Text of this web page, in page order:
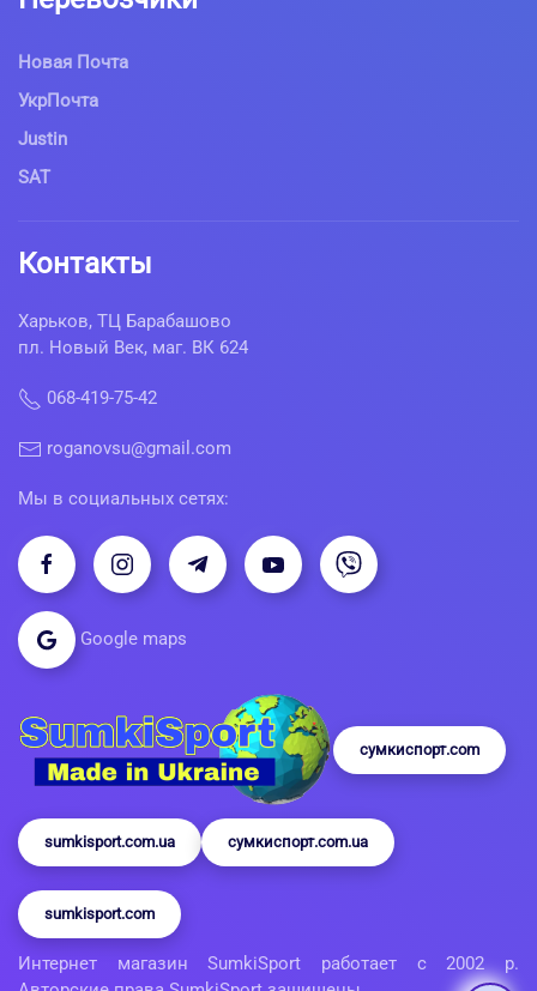
Новая Почта
УкрПочта
Justin
SAT
Контакты
Харьков, ТЦ Барабашово
пл. Новый Век, маг. ВК 624
068-419-75-42
roganovsu@gmail.com
Мы в социальных сетях:
Google maps
сумкиспорт.com
sumkisport.com.ua сумкиспорт.com.ua
sumkisport.com
Интернет магазин SumkiSport работает с 2002 р.